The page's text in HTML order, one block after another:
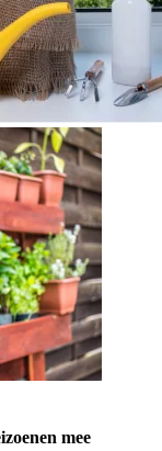
mee